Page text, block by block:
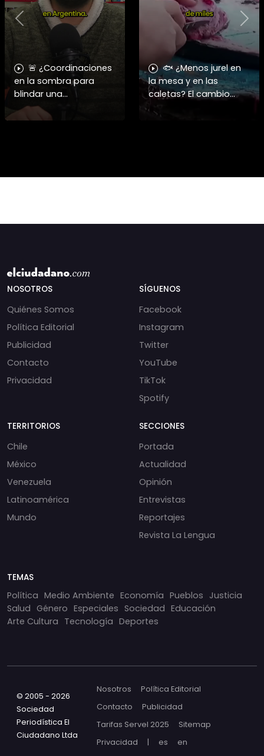
🚨 ¿Coordinaciones
en la sombra para
blindar una
candidatura
presidencial? Nuevos
🐟 ¿Menos jurel en
la mesa y en las
caletas? El cambio
climático y El Niño
alteran las aguas
Previous
NOSOTROS
Quiénes Somos
Política Editorial
Publicidad
Contacto
Privacidad
SÍGUENOS
Facebook
Instagram
Twitter
YouTube
TikTok
Spotify
TERRITORIOS
Chile
México
Venezuela
Latinoamérica
Mundo
SECCIONES
Portada
Actualidad
Opinión
Entrevistas
Reportajes
Revista La Lengua
TEMAS
Política Medio Ambiente Economía Pueblos Justicia
Salud Género Especiales Sociedad Educación
Arte Cultura Tecnología Deportes
© 2005 - 2026
Sociedad
Periodística El
Ciudadano Ltda
Nosotros
Política Editorial
Contacto
Publicidad
Tarifas Servel 2025
Sitemap
Privacidad
| es en